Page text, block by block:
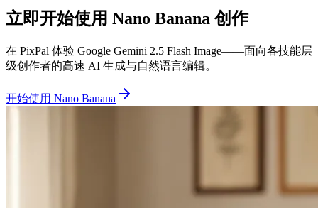
立即开始使用 Nano Banana 创作
在 PixPal 体验 Google Gemini 2.5 Flash Image——面向各技能层
级创作者的高速 AI 生成与自然语言编辑。
开始使用 Nano Banana